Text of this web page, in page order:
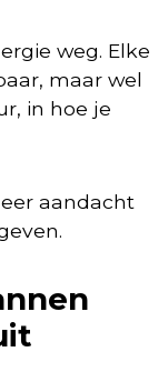
weg. Elke
maar wel
in hoe je
aandacht